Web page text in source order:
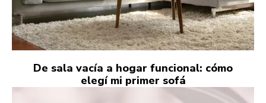
De sala vacía a hogar funcional: cómo
elegí mi primer sofá